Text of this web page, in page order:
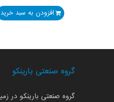
افزودن به سبد خرید
گروه صنعتی بارینکو
گروه صنعتی بارینکو در